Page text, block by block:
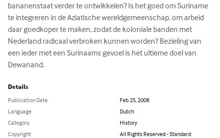
bananenstaat verder te ontwikkelen? Is het goed om Suriname
te integreren in de Aziatische wereldgemeenschap, om arbeid
daar goedkoper te maken, zodat de koloniale banden met
Nederland radicaal verbroken kunnen worden? Bezieling van
een ieder met een Surinaams gevoel is het ultieme doel van
Dewanand.
Details
Publication Date
Feb 25, 2008
Language
Dutch
Category
History
Copyright
All Rights Reserved - Standard